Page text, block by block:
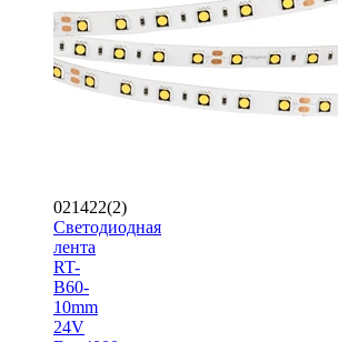
021422(2)
Светодиодная
лента
RT-
B60-
10mm
24V